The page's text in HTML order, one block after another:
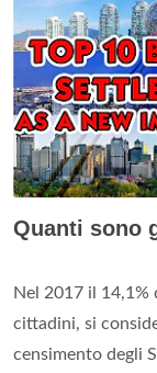
Quanti sono
Nel 2017 il 14,1%
cittadini, si
censimento degli